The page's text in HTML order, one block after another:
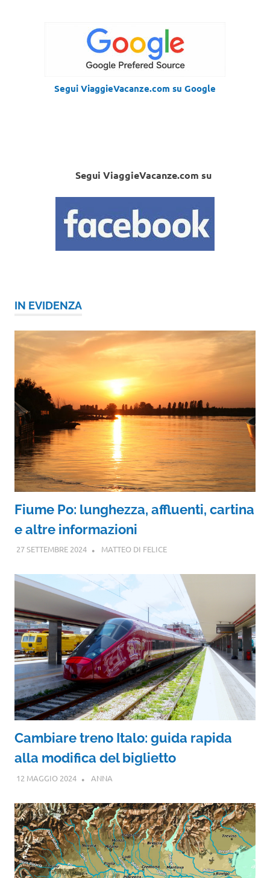
Segui ViaggieVacanze.com su Google
Segui ViaggieVacanze.com su
IN EVIDENZA
Fiume Po: lunghezza, affluenti, cartina
e altre informazioni
27 SETTEMBRE 2024 MATTEO DI FELICE
Cambiare treno Italo: guida rapida
alla modifica del biglietto
12 MAGGIO 2024 ANNA